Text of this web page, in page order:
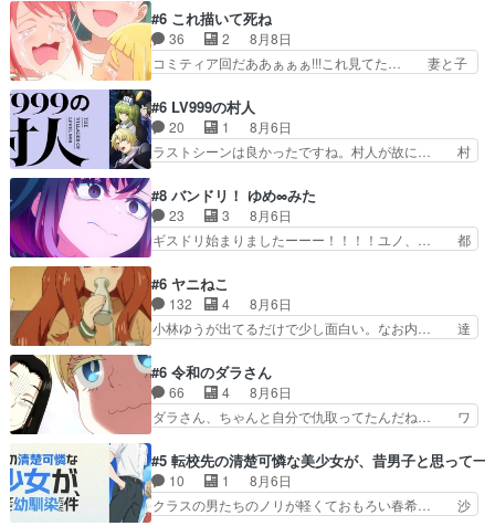
の小河内ダムに来た黒絵た… ライリーが好きだっ
たクズ男ハルゴンが懲ら… メイクでちょっと勇気
出てる黒絵ちゃん可愛…
大量に成仏させた ジェットババアの亜… 1日で
6人は流石絶倫カムイ婆もしっかり抱… 今回は交
通悪霊の除霊ツアー。Aパはいつも… 前半の霊カ
モみたいになってるよねwジェッ… 今回はいつも
んを怪異と見間違え叫んでお… 交通系悪霊除霊ツ
アー編！どっちが悪かよく… よく見ないと気付け
ない2つのエピソードに…
#6 これ描いて死ね
36 2
8月8日
コミティア回だああぁぁぁ!!!これ見てた… 妻と子
らえた最初の一冊お客にプロポーズ… 遅れて5
話，コミティア前哨戦ですが，ここ… 「同情は創
作の敵」いい言葉だ。でも応援す… 東京で開かれ
る即売会に行って自分たちの本… 一冊売る事の苦
けはったねー編集さん。同… 自分の妄想を買って
くれる人がいるというも… 初めて自分の漫画が売
れた時の感動、懐かし…
#6 LV999の村人
20 1
8月6日
ラストシーンは良かったですね。村人が故に… 村
スと10年後に結婚の約束をした鏡ずっ… カジノ
スタッフ募集するも集まらない更に追… 王命でク
ルルの監視をすることになったデビ… 最強の村
人・鏡との出会いで少しは変わった… やはり何か
への恨みは根深そうやね姫を舐… 新キャラが登場
早々変態扱いされてる件。タ… まだまだお元気そ
うなお声で……不意打ち過…
#8 バンドリ！ ゆめ∞みた
23 3
8月6日
ギスドリ始まりましたーーー！！！！ユノ、… 都
復を見守っていかないと、ですね！！み… 開幕聞
き取りスタッフに定治いなかった？ま… ののちゃ
んのお手当てはお節介だったりする… ビオラの立
ち回り害悪すぎるお近づきの印が… ・律っちゃん
一難、律がビオラの呪縛から… 「私はあなたが嫌
いなんです」「バンドやめ… 何が起きているの
か！？次週、みゅーたいぷ…
#6 ヤニねこ
132 4
8月6日
小林ゆうが出てるだけで少し面白い。なお内… 達
マドンってなんなん！？人見知りっぽい… なんな
ら下ネタ0じゃなかったかこんな回が… 他のエピ
ソードに対してマイルドな回だった… 今回はだい
ぶある程度抑えてる？w感じな気… アルねこ、そ
ていたゴキブリ死んでるGP… アルねこ危険です
よね。健康的な面で··江… 酔い潰れ行き着いた江
ノ島で、朝日を眺めな…
#6 令和のダラさん
66 4
8月6日
ダラさん、ちゃんと自分で仇取ってたんだね… ワ
ットに憧れてビーム撃ちたいと…そうい… 余りに
も凄惨なダラさんの過去ダラさんの６… 過去編は
これで一区切りかなギャグも面白い… ガンガガン
♪薫がなんかしっかり歌ってロマ… 姉巫女の誤
#5 転校先の清楚可憐な美少女が、昔男子と思って一
10 1
8月6日
クラスの男たちのノリが軽くておもろい春希… 沙